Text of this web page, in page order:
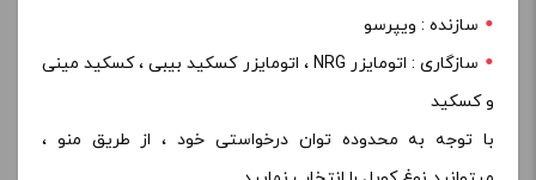
سازنده : ویپرسو
سازگاری : اتومایزر NRG ، اتومایزر کسکید بیبی ، کسکید مینی
و کسکید
با توجه به محدوده توان درخواستی خود ، از طریق منو ،